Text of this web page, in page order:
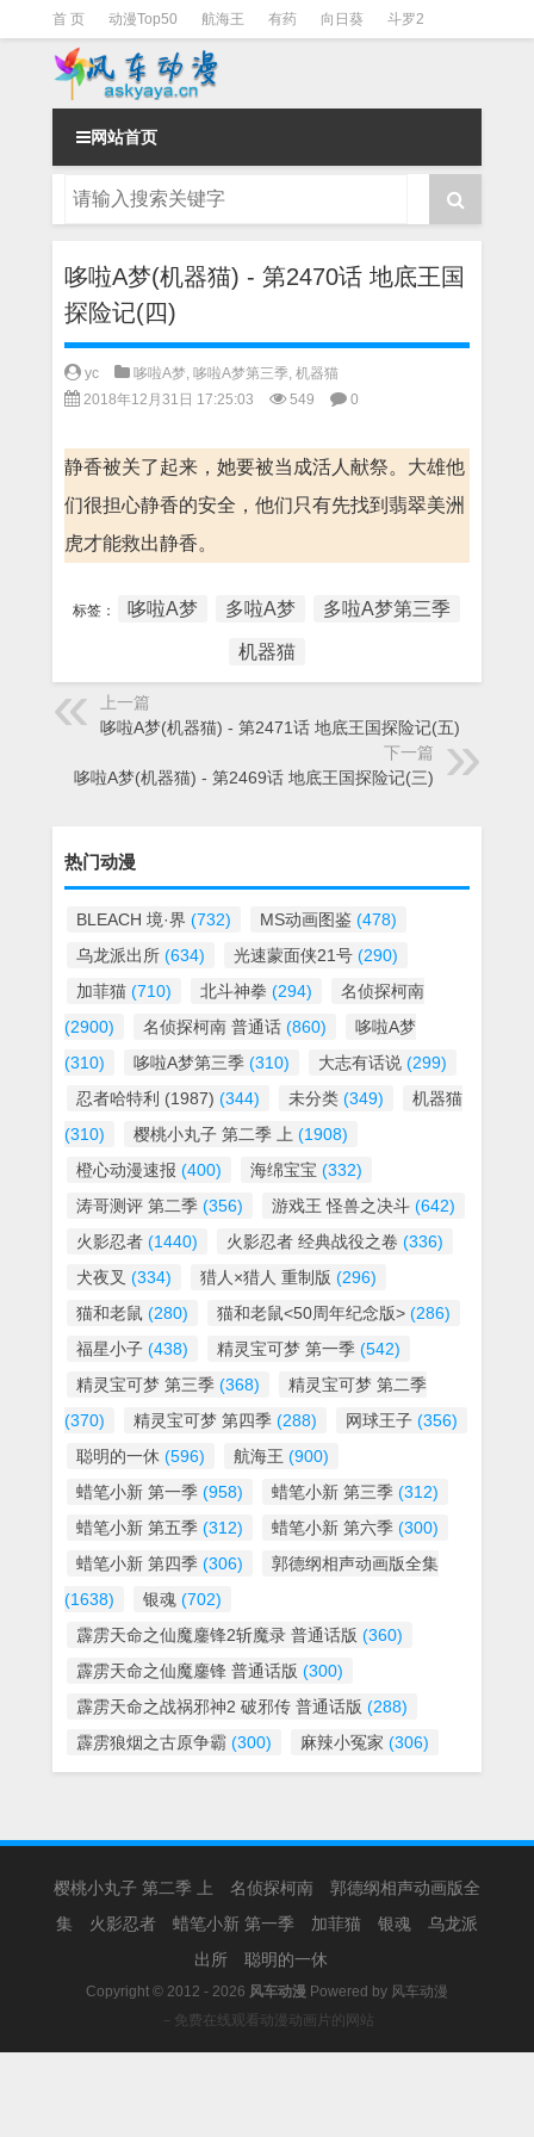
首 页 动漫Top50 航海王 有药 向日葵 斗罗2
斗罗3 火影 一拳超人
网站首页
哆啦A梦(机器猫) - 第2470话 地底王国
探险记(四)
yc 哆啦A梦, 哆啦A梦第三季, 机器猫
2018年12月31日 17:25:03
549 0
静香被关了起来，她要被当成活人献祭。大雄他
们很担心静香的安全，他们只有先找到翡翠美洲
虎才能救出静香。
标签： 哆啦A梦 多啦A梦 多啦A梦第三季
机器猫
上一篇
哆啦A梦(机器猫) - 第2471话 地底王国探险记(五)
下一篇
哆啦A梦(机器猫) - 第2469话 地底王国探险记(三)
热门动漫
BLEACH 境·界 (732) MS动画图鉴 (478)
乌龙派出所 (634) 光速蒙面侠21号 (290)
加菲猫 (710) 北斗神拳 (294)
名侦探柯南
(2900)
名侦探柯南 普通话 (860)
哆啦A梦
(310)
哆啦A梦第三季 (310) 大志有话说 (299)
忍者哈特利 (1987) (344) 未分类 (349)
机器猫
(310)
樱桃小丸子 第二季 上 (1908)
橙心动漫速报 (400) 海绵宝宝 (332)
涛哥测评 第二季 (356) 游戏王 怪兽之决斗 (642)
火影忍者 (1440) 火影忍者 经典战役之卷 (336)
犬夜叉 (334) 猎人×猎人 重制版 (296)
猫和老鼠 (280) 猫和老鼠<50周年纪念版> (286)
福星小子 (438) 精灵宝可梦 第一季 (542)
精灵宝可梦 第三季 (368)
精灵宝可梦 第二季
(370)
精灵宝可梦 第四季 (288) 网球王子 (356)
聪明的一休 (596) 航海王 (900)
蜡笔小新 第一季 (958) 蜡笔小新 第三季 (312)
蜡笔小新 第五季 (312) 蜡笔小新 第六季 (300)
蜡笔小新 第四季 (306)
郭德纲相声动画版全集
(1638)
银魂 (702)
霹雳天命之仙魔鏖锋2斩魔录 普通话版 (360)
霹雳天命之仙魔鏖锋 普通话版 (300)
霹雳天命之战祸邪神2 破邪传 普通话版 (288)
霹雳狼烟之古原争霸 (300) 麻辣小冤家 (306)
樱桃小丸子 第二季 上 名侦探柯南
郭德纲相声动画版全
集
火影忍者 蜡笔小新 第一季 加菲猫 银魂
乌龙派
出所
聪明的一休
Copyright © 2012 - 2026 风车动漫 Powered by 风车动漫
－免费在线观看动漫动画片的网站